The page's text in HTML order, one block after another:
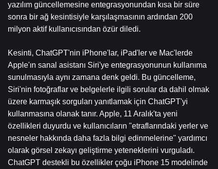
yazılım güncellemesine entegrasyonundan kısa bir süre
sonra bir ağ kesintisiyle karşılaşmasının ardından 200
milyon aktif kullanıcısından özür diledi.
Kesinti, ChatGPT'nin iPhone'lar, iPad'ler ve Mac'lerde
Apple'ın sanal asistanı Siri'ye entegrasyonunun kullanıma
sunulmasıyla aynı zamana denk geldi. Bu güncelleme,
Siri'nin fotoğraflar ve belgelerle ilgili sorular da dahil olmak
üzere karmaşık sorguları yanıtlamak için ChatGPT'yi
kullanmasına olanak tanır. Apple, 11 Aralık'ta yeni
özellikleri duyurdu ve kullanıcıların "etraflarındaki yerler ve
nesneler hakkında daha fazla bilgi edinmelerine" yardımcı
olarak görsel zekayı geliştirme yeteneklerini vurguladı.
ChatGPT destekli bu özellikler çoğu iPhone 15 modelinde